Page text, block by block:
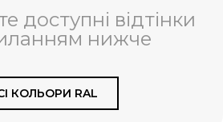
доступні відтінки
нижче
КОЛЬОРИ RAL